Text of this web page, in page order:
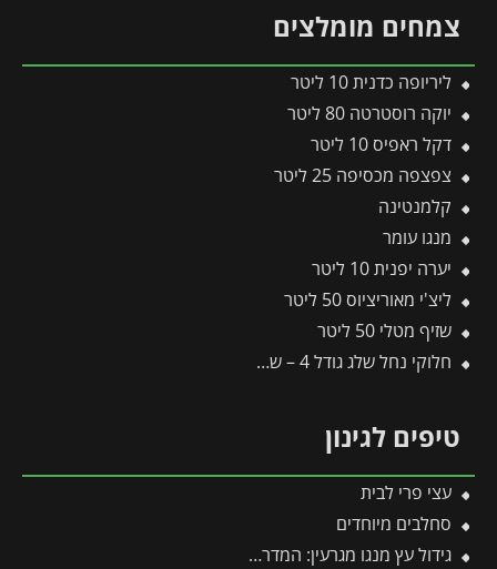
צמחים מומלצים
ליריופה כדנית 10 ליטר
יוקה רוסטרטה 80 ליטר
דקל ראפיס 10 ליטר
צפצפה מכסיפה 25 ליטר
קלמנטינה
מנגו עומר
יערה יפנית 10 ליטר
ליצ'י מאוריציוס 50 ליטר
שזיף מטלי 50 ליטר
חלוקי נחל שלג גודל 4 – שק 20 ק״ג
טיפים לגינון
עצי פרי לבית
סחלבים מיוחדים
גידול עץ מנגו מגרעין: המדריך להנבטה, תנאי גידול וכדאיות